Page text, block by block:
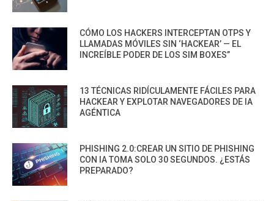
CÓMO LOS HACKERS INTERCEPTAN OTPS Y
LLAMADAS MÓVILES SIN ‘HACKEAR’ — EL
INCREÍBLE PODER DE LOS SIM BOXES”
13 TÉCNICAS RIDÍCULAMENTE FÁCILES PARA
HACKEAR Y EXPLOTAR NAVEGADORES DE IA
AGÉNTICA
PHISHING 2.0:CREAR UN SITIO DE PHISHING
CON IA TOMA SOLO 30 SEGUNDOS. ¿ESTÁS
PREPARADO?